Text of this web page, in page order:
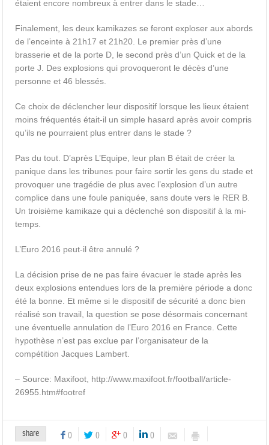
étaient encore nombreux à entrer dans le stade…
Finalement, les deux kamikazes se feront exploser aux abords
de l’enceinte à 21h17 et 21h20. Le premier près d’une
brasserie et de la porte D, le second près d’un Quick et de la
porte J. Des explosions qui provoqueront le décès d’une
personne et 46 blessés.
Ce choix de déclencher leur dispositif lorsque les lieux étaient
moins fréquentés était-il un simple hasard après avoir compris
qu’ils ne pourraient plus entrer dans le stade ?
Pas du tout. D’après L’Equipe, leur plan B était de créer la
panique dans les tribunes pour faire sortir les gens du stade et
provoquer une tragédie de plus avec l’explosion d’un autre
complice dans une foule paniquée, sans doute vers le RER B.
Un troisième kamikaze qui a déclenché son dispositif à la mi-
temps.
L’Euro 2016 peut-il être annulé ?
La décision prise de ne pas faire évacuer le stade après les
deux explosions entendues lors de la première période a donc
été la bonne. Et même si le dispositif de sécurité a donc bien
réalisé son travail, la question se pose désormais concernant
une éventuelle annulation de l’Euro 2016 en France. Cette
hypothèse n’est pas exclue par l’organisateur de la
compétition Jacques Lambert.
– Source: Maxifoot, http://www.maxifoot.fr/football/article-
26955.htm#footref
share 0 0 0 0